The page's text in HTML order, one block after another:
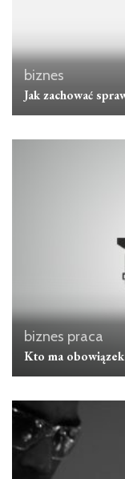
biznes
Jak zachować
biznes praca
Kto ma